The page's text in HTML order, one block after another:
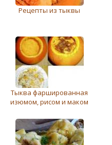
Рецепты из тыквы
Тыква фаршированная
изюмом, рисом и маком